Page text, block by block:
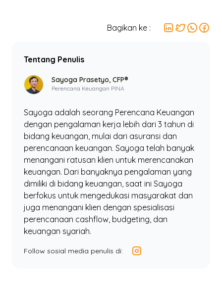
Bagikan ke :
Tentang Penulis
Sayoga Prasetyo, CFP®
Perencana Keuangan PINA
Sayoga adalah seorang Perencana Keuangan
dengan pengalaman kerja lebih dari 3 tahun di
bidang keuangan, mulai dari asuransi dan
perencanaan keuangan. Sayoga telah banyak
menangani ratusan klien untuk merencanakan
keuangan. Dari banyaknya pengalaman yang
dimiliki di bidang keuangan, saat ini Sayoga
berfokus untuk mengedukasi masyarakat dan
juga menangani klien dengan spesialisasi
perencanaan cashflow, budgeting, dan
keuangan syariah.
Follow sosial media penulis di: